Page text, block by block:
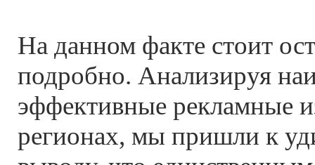
На данном факте стоит
подробно. Анализируя
эффективные рекламные
регионах, мы пришли к